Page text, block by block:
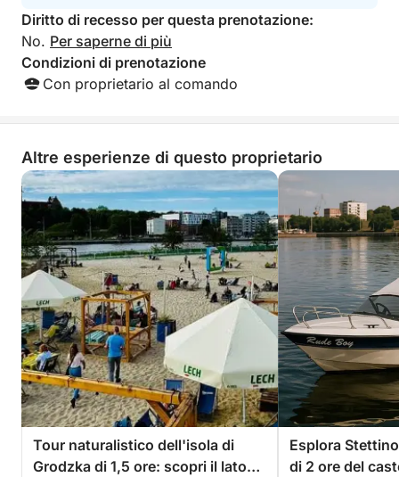
sia curioso della storia di Stettino, questo tour è allo
stesso tempo educativo e immersivo. Non è solo un
giro in barca: è una finestra sull'anima della città.
I posti sono limitati, quindi non perdere l'occasione
di esplorare l'isola di Jaskółcza dall'acqua.
Prenota il tuo tour oggi stesso e scopri il fascino
industriale nascosto di Stettino come mai prima
d'ora.
Diritto di recesso per questa prenotazione:
No. Per saperne di più
Condizioni di prenotazione
Con proprietario al comando
Altre esperienze di questo proprietario
Tour naturalistico dell'isola di
Grodzka di 1,5 ore: scopri il lato
Esplora
di 2 ore del